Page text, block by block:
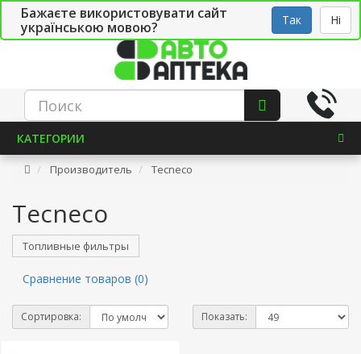
Бажаєте використовувати сайт
українською мовою?
Так Ні
СТО Укр
КАТЕГОРИИ
Производитель Tecneco
Tecneco
Топливные фильтры
Сравнение товаров (0)
Сортировка: Показать: